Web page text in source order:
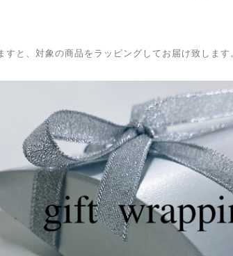
と、対象の商品をラッピングしてお届け致します